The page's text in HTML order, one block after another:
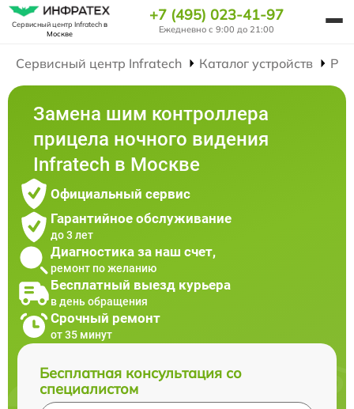
Сервисный центр Infratechв
Москве
+7 (495) 023-41-97
Ежедневно с 9:00 до 21:00
Сервисный центр Infratech Каталог устройств
Замена шим контроллера
прицела ночного видения
Infratech в Москве
Официальный сервис
Гарантийное обслуживание
до 3 лет
Диагностика за наш счет,
ремонт по желанию
Бесплатный выезд курьера
в день обращения
Срочный ремонт
от 35 минут
Бесплатная консультация со
специалистом